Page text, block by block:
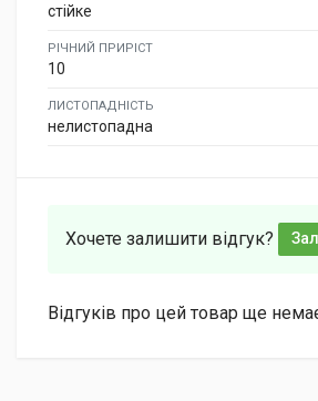
стійке
РІЧНИЙ ПРИРІСТ
10
ЛИСТОПАДНІСТЬ
нелистопадна
Хочете залишити відгук?
Відгуків про цей товар ще